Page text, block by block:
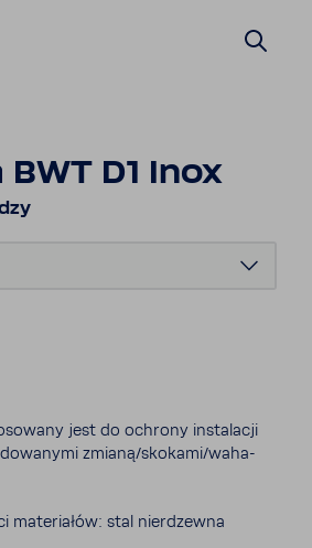
D1 Inox
jest do ochrony insta­lacji
zmianą/skokami/waha­
mate­riałów: stal nierdzewna